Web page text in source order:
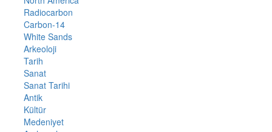
Radiocarbon
Carbon-14
White Sands
Arkeoloji
Tarih
Sanat
Sanat Tarihi
Antik
Kültür
Medeniyet